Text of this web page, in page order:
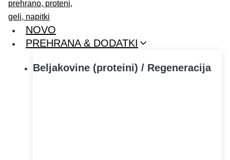
NOVO
PREHRANA & DODATKI
Beljakovine (proteini) / Regeneracija